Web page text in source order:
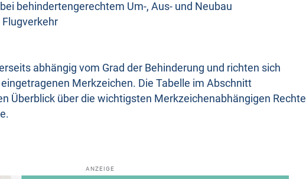
behindertengerechtem Um-, Aus- und Neubau
abhängig vom Grad der Behinderung und richten sich
Merkzeichen. Die Tabelle im Abschnitt
Überblick über die wichtigsten Merkzeichenabhängigen Rechte
ANZEIGE